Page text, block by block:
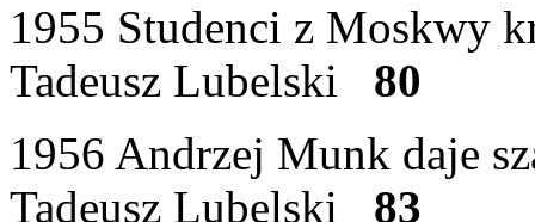
1955 Studenci z Moskwy
Tadeusz Lubelski 80
1956 Andrzej Munk daje
Tadeusz Lubelski 83